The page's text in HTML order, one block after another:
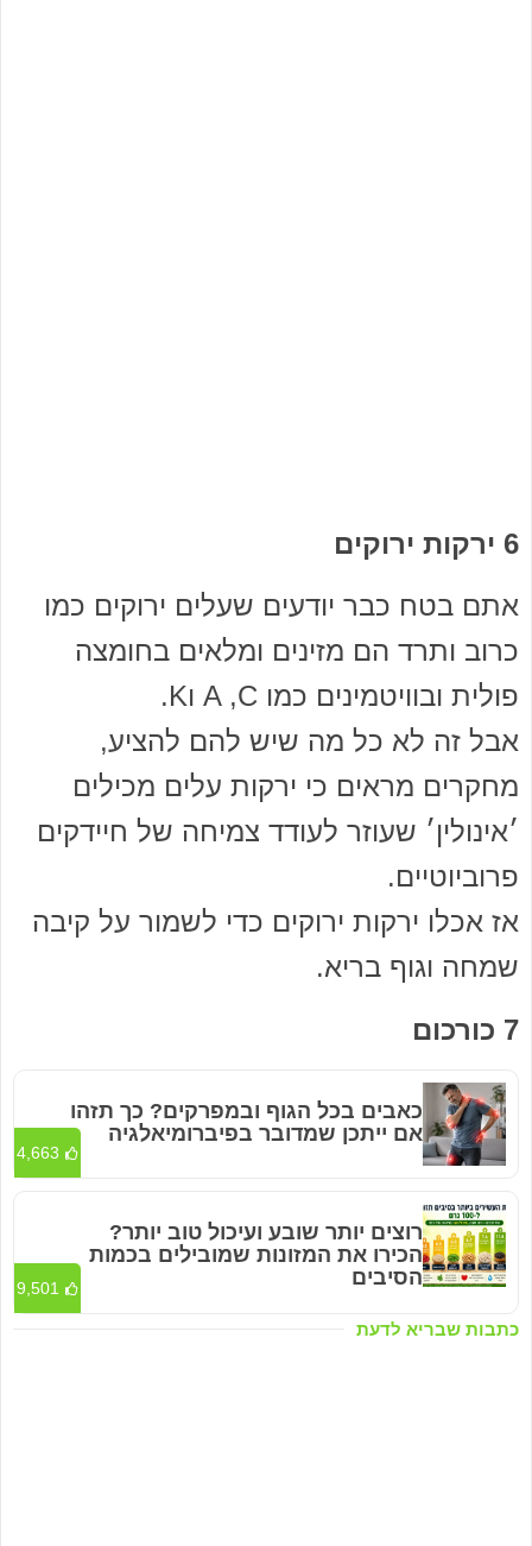
6 ירקות ירוקים
אתם בטח כבר יודעים שעלים ירוקים כמו
כרוב ותרד הם מזינים ומלאים בחומצה
פולית ובוויטמינים כמו A ,C וK.
אבל זה לא כל מה שיש להם להציע,
מחקרים מראים כי ירקות עלים מכילים
׳אינולין׳ שעוזר לעודד צמיחה של חיידקים
פרוביוטיים.
אז אכלו ירקות ירוקים כדי לשמור על קיבה
שמחה וגוף בריא.
7 כורכום
כתבות שבריא לדעת
כאבים בכל הגוף ובמפרקים? כך תזהו
אם ייתכן שמדובר בפיברומיאלגיה
4,663
רוצים יותר שובע ועיכול טוב יותר?
הכירו את המזונות שמובילים בכמות
הסיבים
9,501